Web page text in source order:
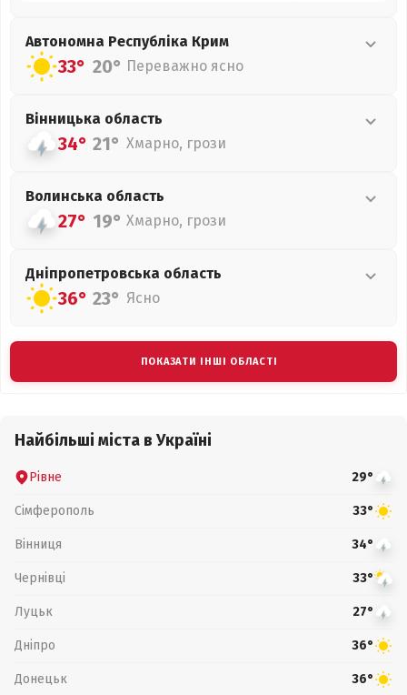
Автономна Республіка Крим
33° 20° Переважно ясно
Вінницька область
34° 21° Хмарно, грози
Волинська область
27° 19° Хмарно, грози
Дніпропетровська область
36° 23° Ясно
ПОКАЗАТИ ІНШІ ОБЛАСТІ
Найбільші міста в Україні
Рівне 29°
Сімферополь 33°
Вінниця 34°
Чернівці 33°
Луцьк 27°
Дніпро 36°
Донецьк 36°